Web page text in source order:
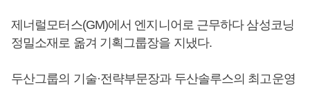
제너럴모터스(GM)에서 엔지니어로 근무하다 삼성코닝
정밀소재로 옮겨 기획그룹장을 지냈다.
두산그룹의 기술·전략부문장과 두산솔루스의 최고운영